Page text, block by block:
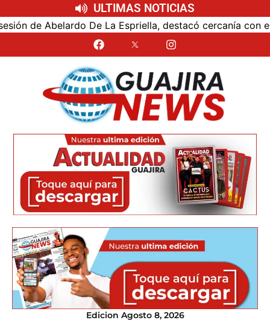
ULTIMAS NOTICIAS
De La Espriella, destacó cercanía con el
Edicion Agosto 8, 2026